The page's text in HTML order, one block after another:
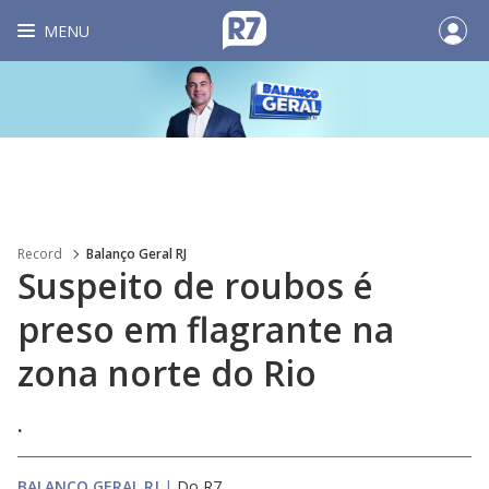
MENU
Record Balanço Geral RJ
Suspeito de roubos é
preso em flagrante na
zona norte do Rio
.